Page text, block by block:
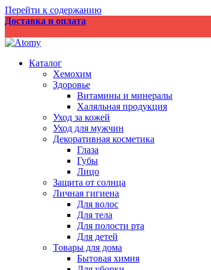
Перейти к содержанию
Доставка и оплата
Каталог
Хемохим
Здоровье
Витамины и минералы
Халяльная продукция
Уход за кожей
Уход для мужчин
Декоративная косметика
Глаза
Губы
Лицо
Защита от солнца
Личная гигиена
Для волос
Для тела
Для полости рта
Для детей
Товары для дома
Бытовая химия